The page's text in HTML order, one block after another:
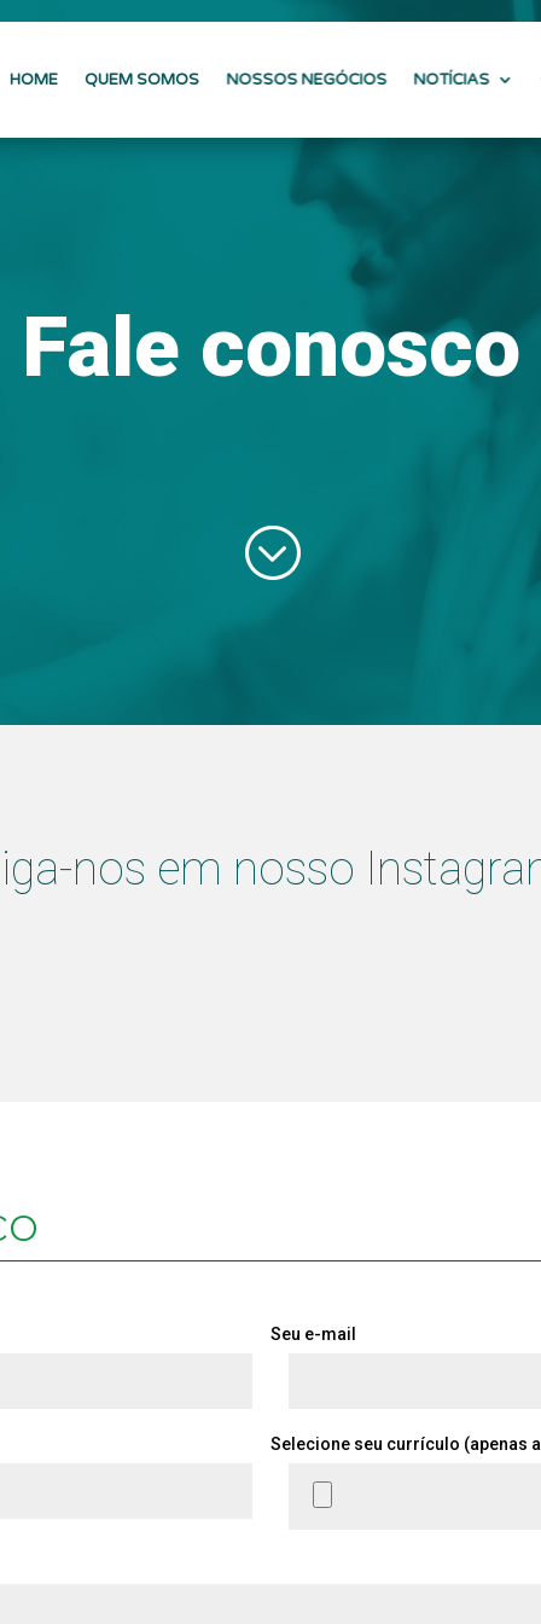
HOME QUEM SOMOS NOSSOS NEGÓCIOS NOTÍCIAS
Fale conosco
;
nos em nosso
Seu e-mail
Selecione seu currículo (apenas